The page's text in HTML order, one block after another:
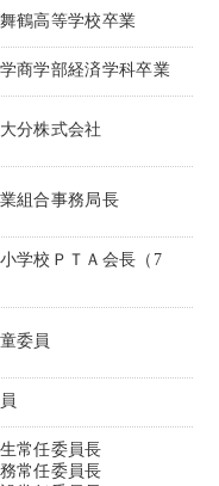
鶴高等学校卒業
商学部経済学科卒業
分株式会社
組合事務局長
学校ＰＴＡ会長（7
委員
常任委員長
常任委員長